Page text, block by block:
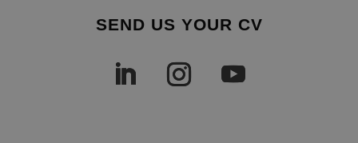
SEND US YOUR CV